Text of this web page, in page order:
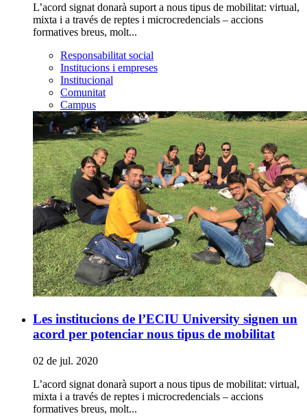
L’acord signat donarà suport a nous tipus de mobilitat: virtual,
mixta i a través de reptes i microcredencials – accions
formatives breus, molt...
Responsabilitat social
Institucions i empreses
Institucional
Comunitat
Campus
Les institucions de l’ECIU University signen un
acord per potenciar nous tipus de mobilitat
02 de jul. 2020
L’acord signat donarà suport a nous tipus de mobilitat: virtual,
mixta i a través de reptes i microcredencials – accions
formatives breus, molt...